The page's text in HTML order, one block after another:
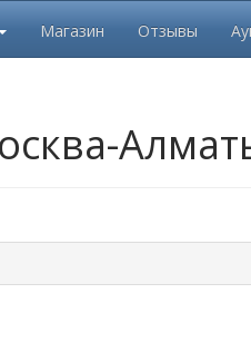
Магазин Отзывы